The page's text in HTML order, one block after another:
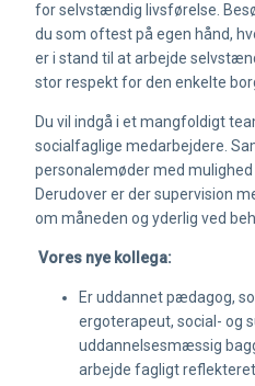
for selvstændig livsførelse.
du som oftest på egen hånd,
er i stand til at arbejde
stor respekt for den enkelte
Du vil indgå i et mangfoldigt
socialfaglige medarbejdere.
personalemøder med
Derudover er der supervision
om måneden og yderlig ved
Vores nye kollega:
Er uddannet pædagog,
ergoterapeut, social- og
uddannelsesmæssig
arbejde fagligt